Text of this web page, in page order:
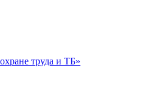
труда и ТБ»